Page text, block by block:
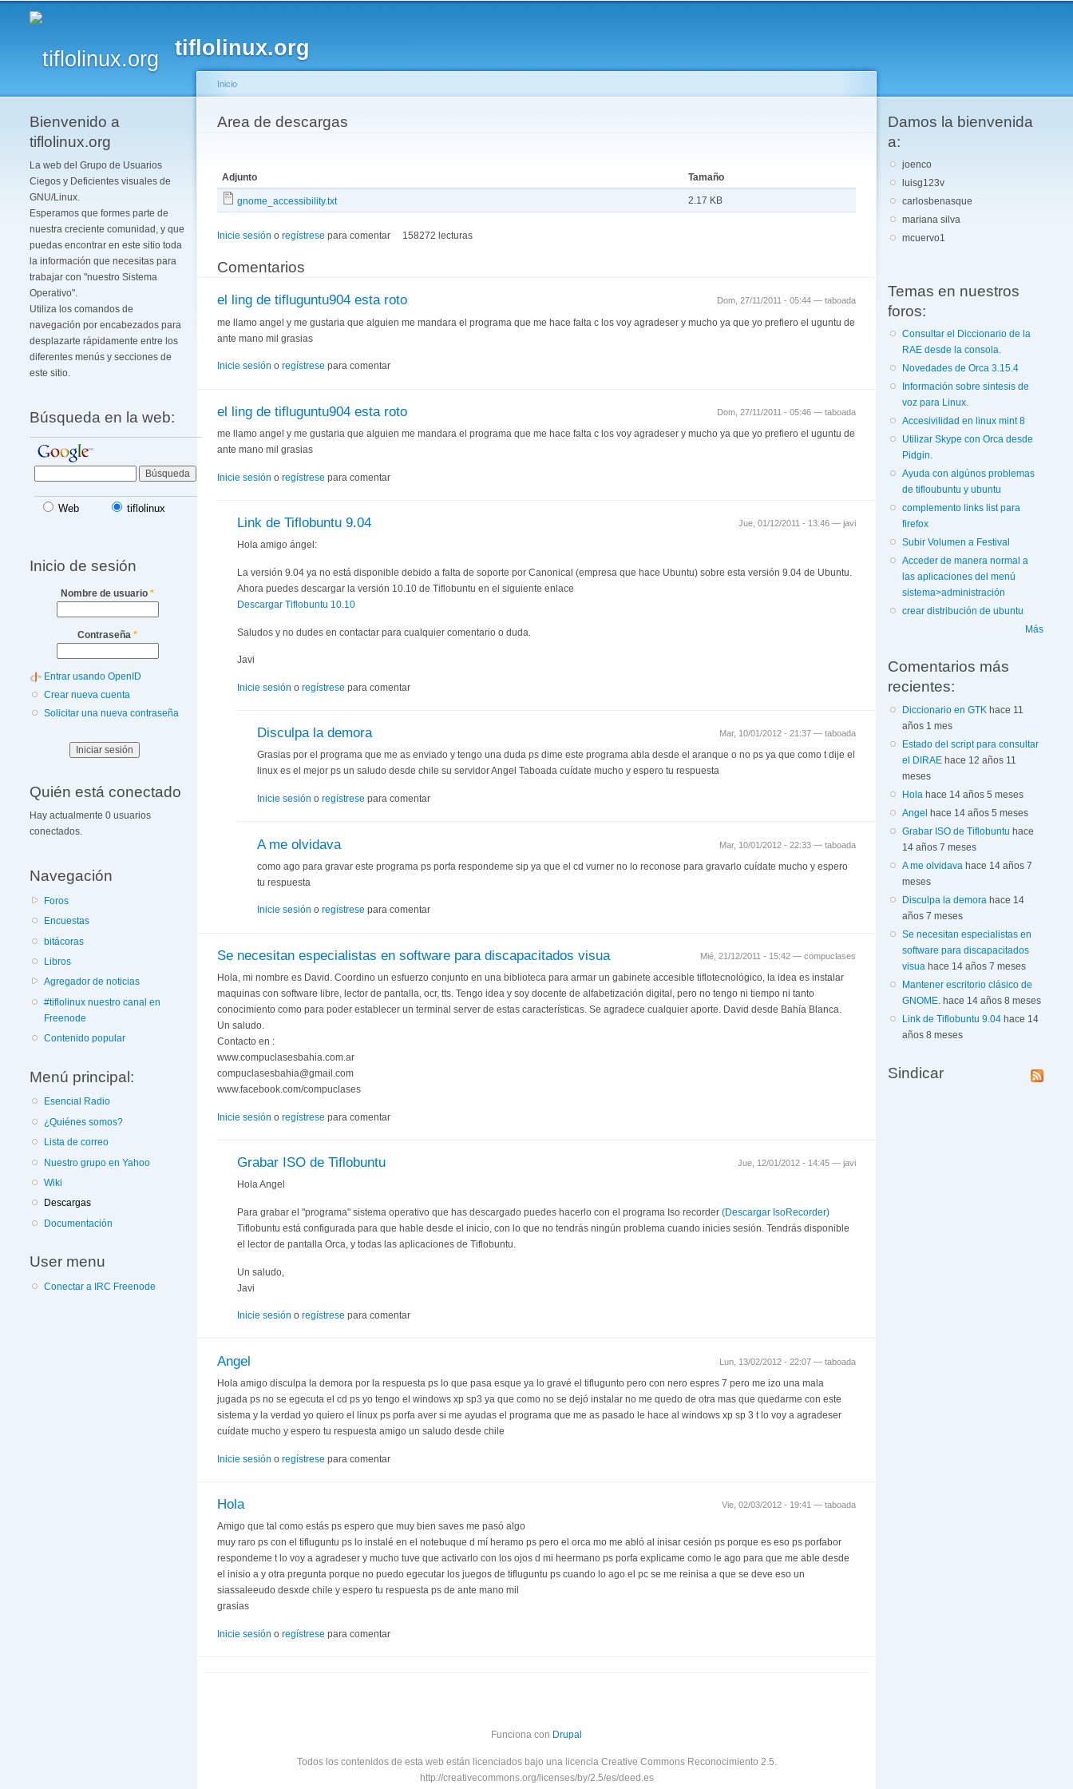
tiflolinux.org
Bienvenido a
tiflolinux.org
La web del Grupo de Usuarios
Ciegos y Deficientes visuales de
GNU/Linux.
Esperamos que formes parte de
nuestra creciente comunidad, y que
puedas encontrar en este sitio toda
la información que necesitas para
trabajar con "nuestro Sistema
Operativo".
Utiliza los comandos de
navegación por encabezados para
desplazarte rápidamente entre los
diferentes menús y secciones de
este sitio.
Búsqueda en la web:
Web tiflolinux
Inicio de sesión
Nombre de usuario *
Contraseña *
Entrar usando OpenID
Crear nueva cuenta
Solicitar una nueva contraseña
Quién está conectado
Hay actualmente 0 usuarios
conectados.
Navegación
Foros
Encuestas
bitácoras
Libros
Agregador de noticias
#tiflolinux nuestro canal en
Freenode
Contenido popular
Menú principal:
Esencial Radio
¿Quiénes somos?
Lista de correo
Nuestro grupo en Yahoo
Wiki
Descargas
Documentación
User menu
Conectar a IRC Freenode
Se encuentra usted aquí
Inicio
Area de descargas
Adjunto Tamaño
gnome_accessibility.txt 2.17 KB
Inicie sesión o regístrese para comentar 158272 lecturas
Comentarios
Dom, 27/11/2011 - 05:44 — taboada
el ling de tifluguntu904 esta roto
me llamo angel y me gustaria que alguien me mandara el programa que me hace falta c los voy agradeser y mucho ya que yo prefiero el uguntu de
ante mano mil grasias
Inicie sesión o regístrese para comentar
Dom, 27/11/2011 - 05:46 — taboada
el ling de tifluguntu904 esta roto
me llamo angel y me gustaria que alguien me mandara el programa que me hace falta c los voy agradeser y mucho ya que yo prefiero el uguntu de
ante mano mil grasias
Inicie sesión o regístrese para comentar
Jue, 01/12/2011 - 13:46 — javi
Link de Tiflobuntu 9.04
Hola amigo ángel:
La versión 9.04 ya no está disponible debido a falta de soporte por Canonical (empresa que hace Ubuntu) sobre esta versión 9.04 de Ubuntu.
Ahora puedes descargar la versión 10.10 de Tiflobuntu en el siguiente enlace
Descargar Tiflobuntu 10.10
Saludos y no dudes en contactar para cualquier comentario o duda.
Javi
Inicie sesión o regístrese para comentar
Mar, 10/01/2012 - 21:37 — taboada
Disculpa la demora
Grasias por el programa que me as enviado y tengo una duda ps dime este programa abla desde el aranque o no ps ya que como t dije el
linux es el mejor ps un saludo desde chile su servidor Angel Taboada cuídate mucho y espero tu respuesta
Inicie sesión o regístrese para comentar
Mar, 10/01/2012 - 22:33 — taboada
A me olvidava
como ago para gravar este programa ps porfa respondeme sip ya que el cd vurner no lo reconose para gravarlo cuídate mucho y espero
tu respuesta
Inicie sesión o regístrese para comentar
Mié, 21/12/2011 - 15:42 — compuclases
Se necesitan especialistas en software para discapacitados visua
Hola, mi nombre es David. Coordino un esfuerzo conjunto en una biblioteca para armar un gabinete accesible tiflotecnológico, la idea es instalar
maquinas con software libre, lector de pantalla, ocr, tts. Tengo idea y soy docente de alfabetización digital, pero no tengo ni tiempo ni tanto
conocimiento como para poder establecer un terminal server de estas características. Se agradece cualquier aporte. David desde Bahía Blanca.
Un saludo.
Contacto en :
www.compuclasesbahia.com.ar
compuclasesbahia@gmail.com
www.facebook.com/compuclases
Inicie sesión o regístrese para comentar
Jue, 12/01/2012 - 14:45 — javi
Grabar ISO de Tiflobuntu
Hola Angel
Para grabar el "programa" sistema operativo que has descargado puedes hacerlo con el programa Iso recorder (Descargar IsoRecorder)
Tiflobuntu está configurada para que hable desde el inicio, con lo que no tendrás ningún problema cuando inicies sesión. Tendrás disponible
el lector de pantalla Orca, y todas las aplicaciones de Tiflobuntu.
Un saludo,
Javi
Inicie sesión o regístrese para comentar
Lun, 13/02/2012 - 22:07 — taboada
Angel
Hola amigo disculpa la demora por la respuesta ps lo que pasa esque ya lo gravé el tiflugunto pero con nero espres 7 pero me izo una mala
jugada ps no se egecuta el cd ps yo tengo el windows xp sp3 ya que como no se dejó instalar no me quedo de otra mas que quedarme con este
sistema y la verdad yo quiero el linux ps porfa aver si me ayudas el programa que me as pasado le hace al windows xp sp 3 t lo voy a agradeser
cuídate mucho y espero tu respuesta amigo un saludo desde chile
Inicie sesión o regístrese para comentar
Vie, 02/03/2012 - 19:41 — taboada
Hola
Amigo que tal como estás ps espero que muy bien saves me pasó algo
muy raro ps con el tifluguntu ps lo instalé en el notebuque d mí heramo ps pero el orca mo me abló al inisar cesión ps porque es eso ps porfabor
respondeme t lo voy a agradeser y mucho tuve que activarlo con los ojos d mi heermano ps porfa explicame como le ago para que me able desde
el inisio a y otra pregunta porque no puedo egecutar los juegos de tifluguntu ps cuando lo ago el pc se me reinisa a que se deve eso un
siassaleeudo desxde chile y espero tu respuesta ps de ante mano mil
grasias
Inicie sesión o regístrese para comentar
Funciona con Drupal
Todos los contenidos de esta web están licenciados bajo una licencia Creative Commons Reconocimiento 2.5.
http://creativecommons.org/licenses/by/2.5/es/deed.es
Damos la bienvenida
a:
joenco
luisg123v
carlosbenasque
mariana silva
mcuervo1
Temas en nuestros
foros:
Consultar el Diccionario de la
RAE desde la consola.
Novedades de Orca 3.15.4
Información sobre sintesis de
voz para Linux.
Accesivilidad en linux mint 8
Utilizar Skype con Orca desde
Pidgin.
Ayuda con algúnos problemas
de tifloubuntu y ubuntu
complemento links list para
firefox
Subir Volumen a Festival
Acceder de manera normal a
las aplicaciones del menú
sistema>administración
crear distribución de ubuntu
Más
Comentarios más
recientes:
Diccionario en GTK hace 11
años 1 mes
Estado del script para consultar
el DIRAE hace 12 años 11
meses
Hola hace 14 años 5 meses
Angel hace 14 años 5 meses
Grabar ISO de Tiflobuntu hace
14 años 7 meses
A me olvidava hace 14 años 7
meses
Disculpa la demora hace 14
años 7 meses
Se necesitan especialistas en
software para discapacitados
visua hace 14 años 7 meses
Mantener escritorio clásico de
GNOME. hace 14 años 8 meses
Link de Tiflobuntu 9.04 hace 14
años 8 meses
Sindicar